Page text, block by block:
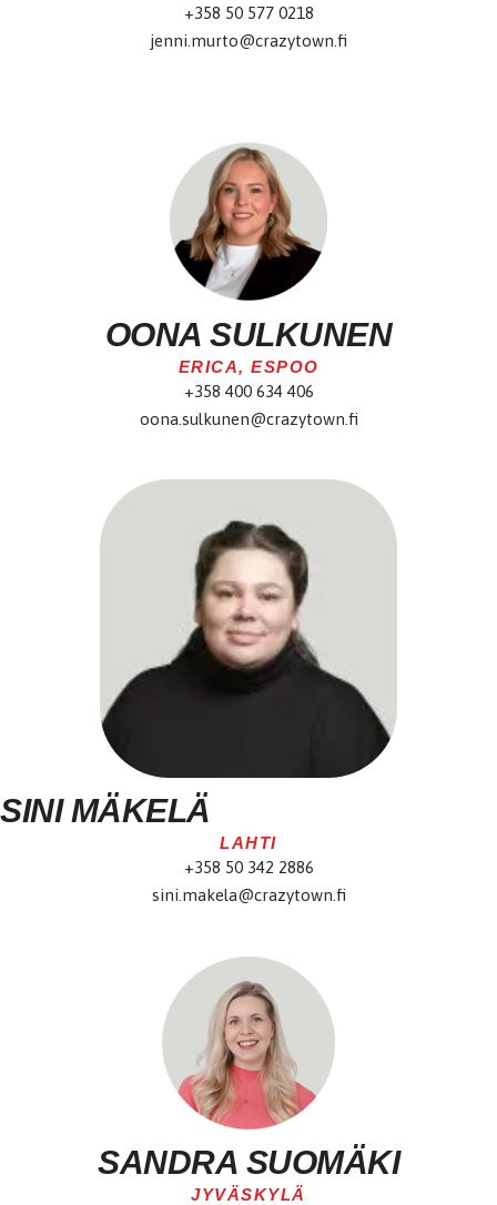
+358 50 577 0218
jenni.murto@crazytown.fi
SINI MÄKELÄ
LAHTI
+358 50 342 2886
sini.makela@crazytown.fi
OONA SULKUNEN
ERICA, ESPOO
+358 400 634 406
oona.sulkunen@crazytown.fi
SANDRA SUOMÄKI
JYVÄSKYLÄ